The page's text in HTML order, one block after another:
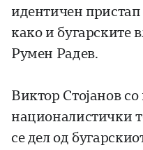
идентичен
како и бугарските
Румен Радев.
Виктор Стојанов
националистички
се дел од